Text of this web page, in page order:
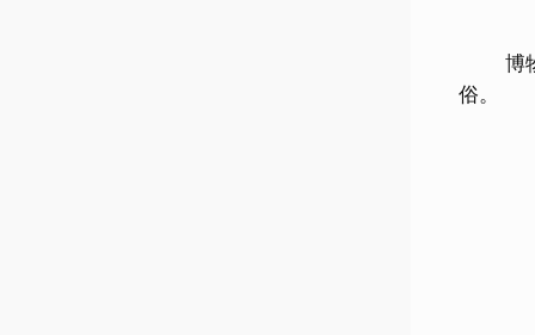
博物
俗。